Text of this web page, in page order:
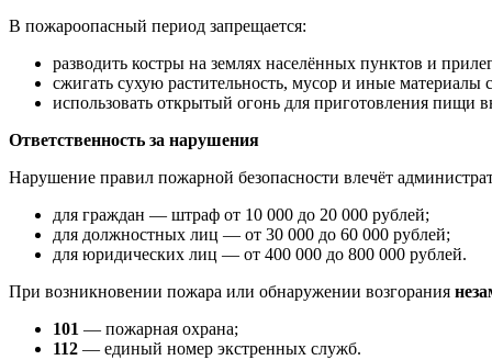
В пожароопасный период запрещается:
разводить костры на землях населённых пунктов и
сжигать сухую растительность, мусор и иные материалы
использовать открытый огонь для приготовления пищи
Ответственность за нарушения
Нарушение правил пожарной безопасности влечёт
для граждан — штраф от 10 000 до 20 000 рублей;
для должностных лиц — от 30 000 до 60 000 рублей;
для юридических лиц — от 400 000 до 800 000 рублей.
При возникновении пожара или обнаружении возгорания
101 — пожарная охрана;
112 — единый номер экстренных служб.